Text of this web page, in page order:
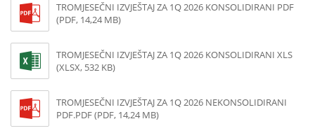
TROMJESEČNI IZVJEŠTAJ ZA 1Q 2026 KONSOLIDIRANI PDF
(PDF, 14,24 MB)
TROMJESEČNI IZVJEŠTAJ ZA 1Q 2026 KONSOLIDIRANI XLS
(XLSX, 532 KB)
TROMJESEČNI IZVJEŠTAJ ZA 1Q 2026 NEKONSOLIDIRANI
PDF.PDF (PDF, 14,24 MB)